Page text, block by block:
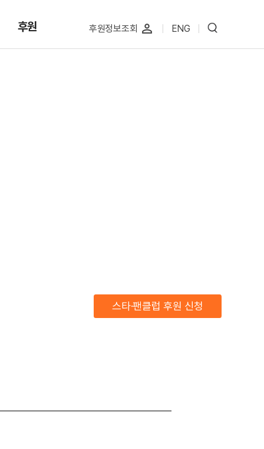
후원 후원정보조회 perm_identity ENG
스타·팬클럽 후원 신청